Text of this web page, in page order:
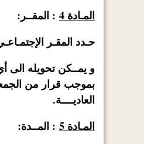
المـادة 4
: المقــر:
حـدد المقـر
و يمــكن تحويله الى
بموجب قرار من
العاديــــة.
المـادة 5
: المــدة: